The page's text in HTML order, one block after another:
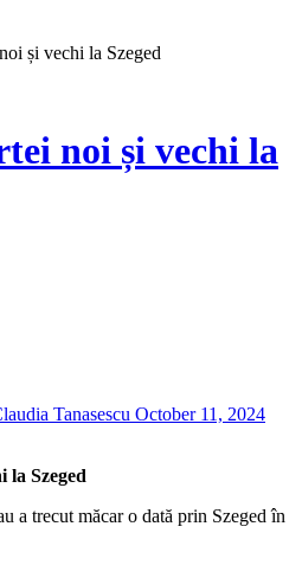
și vechi la Szeged
noi și vechi la
Tanasescu October 11, 2024
la Szeged
a trecut măcar o dată prin Szeged în